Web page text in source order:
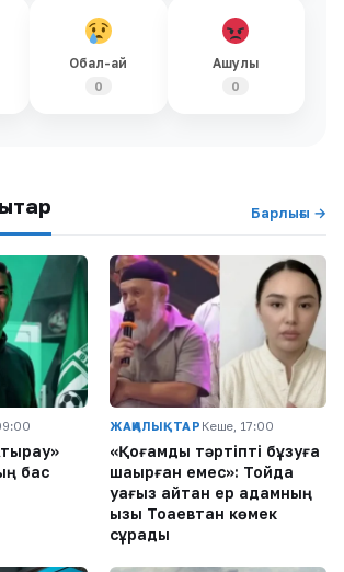
Обал-ай
0
Ашулы
0
Барлығы →
бас
ЖАҢАЛЫҚТАР Кеше, 17:00
«Қоғамдық тәртіпті бұзуға
шақырған емес»: Тойда
уағыз айтқан ер адамның
қызы Тоқаевтан көмек
сұрады